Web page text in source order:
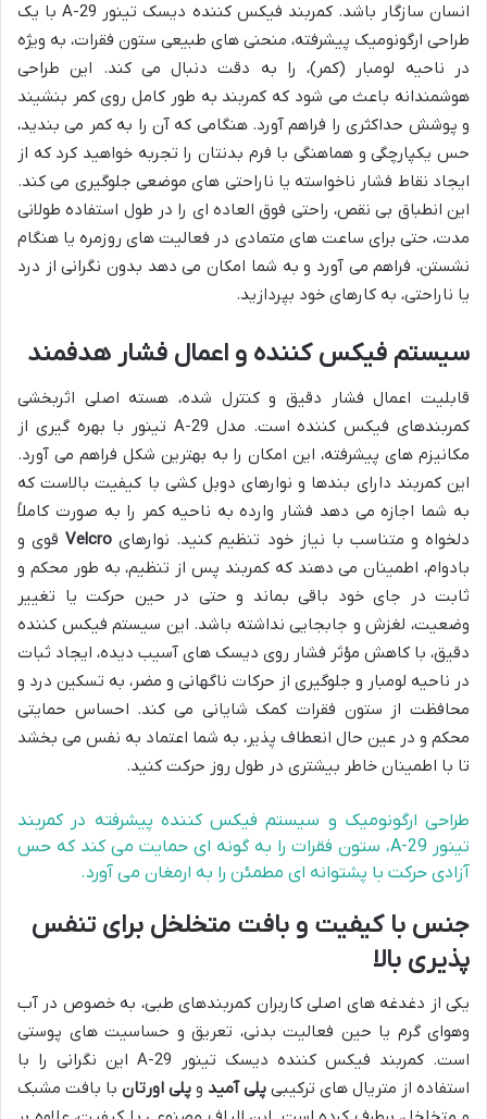
انسان سازگار باشد. کمربند فیکس کننده دیسک تینور A-29 با یک
طراحی ارگونومیک پیشرفته، منحنی های طبیعی ستون فقرات، به ویژه
در ناحیه لومبار (کمر)، را به دقت دنبال می کند. این طراحی
هوشمندانه باعث می شود که کمربند به طور کامل روی کمر بنشیند
و پوشش حداکثری را فراهم آورد. هنگامی که آن را به کمر می بندید،
حس یکپارچگی و هماهنگی با فرم بدنتان را تجربه خواهید کرد که از
ایجاد نقاط فشار ناخواسته یا ناراحتی های موضعی جلوگیری می کند.
این انطباق بی نقص، راحتی فوق العاده ای را در طول استفاده طولانی
مدت، حتی برای ساعت های متمادی در فعالیت های روزمره یا هنگام
نشستن، فراهم می آورد و به شما امکان می دهد بدون نگرانی از درد
یا ناراحتی، به کارهای خود بپردازید.
سیستم فیکس کننده و اعمال فشار هدفمند
قابلیت اعمال فشار دقیق و کنترل شده، هسته اصلی اثربخشی
کمربندهای فیکس کننده است. مدل A-29 تینور با بهره گیری از
مکانیزم های پیشرفته، این امکان را به بهترین شکل فراهم می آورد.
این کمربند دارای بندها و نوارهای دوبل کشی با کیفیت بالاست که
به شما اجازه می دهد فشار وارده به ناحیه کمر را به صورت کاملاً
دلخواه و متناسب با نیاز خود تنظیم کنید. نوارهای Velcroقوی و
بادوام، اطمینان می دهند که کمربند پس از تنظیم، به طور محکم و
ثابت در جای خود باقی بماند و حتی در حین حرکت یا تغییر
وضعیت، لغزش و جابجایی نداشته باشد. این سیستم فیکس کننده
دقیق، با کاهش مؤثر فشار روی دیسک های آسیب دیده، ایجاد ثبات
در ناحیه لومبار و جلوگیری از حرکات ناگهانی و مضر، به تسکین درد و
محافظت از ستون فقرات کمک شایانی می کند. احساس حمایتی
محکم و در عین حال انعطاف پذیر، به شما اعتماد به نفس می بخشد
تا با اطمینان خاطر بیشتری در طول روز حرکت کنید.
طراحی ارگونومیک و سیستم فیکس کننده پیشرفته در کمربند
تینور A-29، ستون فقرات را به گونه ای حمایت می کند که حس
آزادی حرکت با پشتوانه ای مطمئن را به ارمغان می آورد.
جنس با کیفیت و بافت متخلخل برای تنفس
پذیری بالا
یکی از دغدغه های اصلی کاربران کمربندهای طبی، به خصوص در آب
وهوای گرم یا حین فعالیت بدنی، تعریق و حساسیت های پوستی
است. کمربند فیکس کننده دیسک تینور A-29 این نگرانی را با
استفاده از متریال های ترکیبی پلی آمید و پلی اورتان با بافت مشبک